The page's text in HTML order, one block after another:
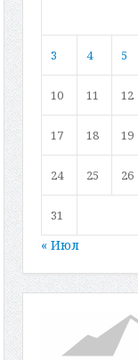
3 4 5
10 11 12
17 18 19
24 25 26
31
« Июл